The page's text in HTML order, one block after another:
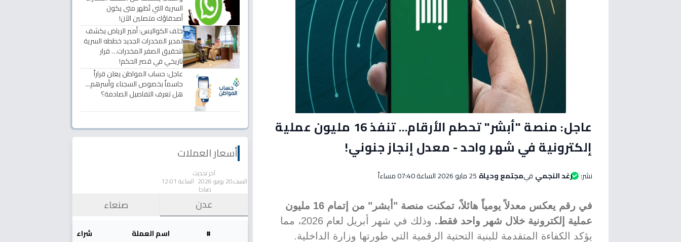
عاجل: منصة "أبشر" تحطم الأرقام... تنفذ 16 مليون عملية
إلكترونية في شهر واحد - معدل إنجاز جنوني!
نشر: رغد النجمي فيمجتمع وحياة 25 مايو 2026 الساعة 07:40 مساءاً
في رقم يعكس معدلاً يومياً هائلاً، تمكنت منصة "أبشر" من إتمام 16 مليون
عملية إلكترونية خلال شهر واحد فقط.
وذلك في شهر أبريل لعام 2026، مما
يؤكد الكفاءة المتقدمة للبنية التحتية الرقمية التي طورتها وزارة الداخلية.
السرية التي تُظهر متى يكون
أصدقاؤك متصلين الآن!
خلف الكواليس: أمير الرياض يكشف
لمدير المخدرات الجديد خططه السرية
لتحقيق الصفر المخدرات… قرار
تاريخي في قصر الحكم!
عاجل: حساب المواطن يعلن قراراً
حاسماً بخصوص السجناء وأسرهم...
هل تعرف التفاصيل الصادمة؟
أسعار العملات
آخر تحديث
السبت,20 يونيو 2026 الساعة 12:01
صباحا
عدن صنعاء
# اسم العملة شراء